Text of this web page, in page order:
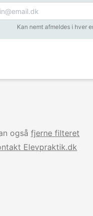
Kan nemt afmeldes i hver
også fjerne filteret
Elevpraktik.dk